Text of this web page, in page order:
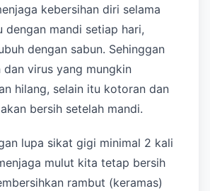
kebersihan diri selama
dengan mandi setiap hari,
dengan sabun. Sehinggan
dan virus yang mungkin
hilang, selain itu kotoran dan
bersih setelah mandi.
lupa sikat gigi minimal 2 kali
mulut kita tetap bersih
rambut (keramas)